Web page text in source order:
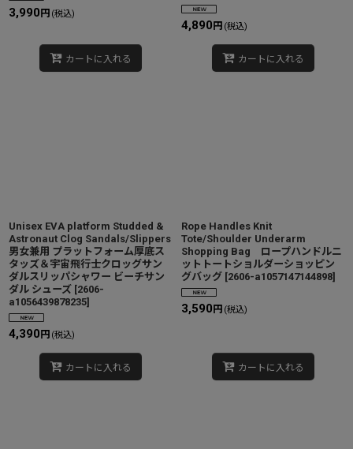
3,990 円 (税込)
カートに入れる
4,890 円 (税込)
カートに入れる
Unisex EVA platform Studded &
Astronaut Clog Sandals/Slippers
男女兼用 プラットフォーム厚底ス
タッズ＆宇宙飛行士クロッグサン
ダルスリッパシャワー ビーチサン
ダル シューズ [2606-
a1056439878235]
4,390 円 (税込)
カートに入れる
Rope Handles Knit
Tote/Shoulder Underarm
Shopping Bag ロープハンドルニ
ットトートショルダーショッピン
グバッグ [2606-a1057147144898]
3,590 円 (税込)
カートに入れる